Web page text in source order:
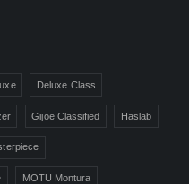
Deluxe Class
Gijoe Classified Haslab
MOTU Montura